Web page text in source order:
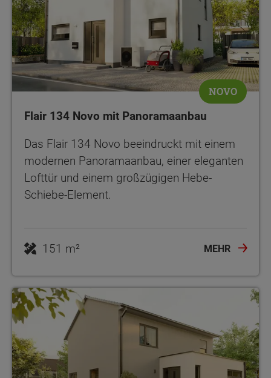
NOVO
Flair 134 Novo mit Panoramaanbau
Das Flair 134 Novo beeindruckt mit einem
modernen Panoramaanbau, einer eleganten
Lofttür und einem großzügigen Hebe-
Schiebe-Element.
151 m² MEHR